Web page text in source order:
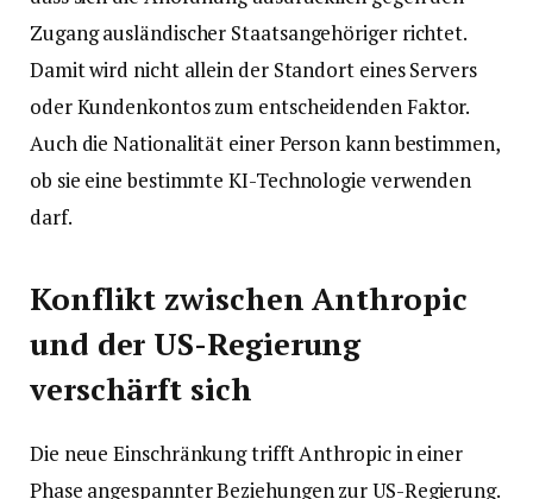
Zugang ausländischer Staatsangehöriger richtet.
Damit wird nicht allein der Standort eines Servers
oder Kundenkontos zum entscheidenden Faktor.
Auch die Nationalität einer Person kann bestimmen,
ob sie eine bestimmte KI-Technologie verwenden
darf.
Konflikt zwischen Anthropic
und der US-Regierung
verschärft sich
Die neue Einschränkung trifft Anthropic in einer
Phase angespannter Beziehungen zur US-Regierung.